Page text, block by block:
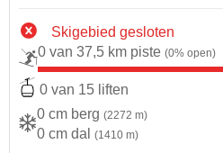
Skigebied gesloten
0 van 37,5 km piste (0% open)
0 van 15 liften
0 cm berg (2272 m)
0 cm dal (1410 m)